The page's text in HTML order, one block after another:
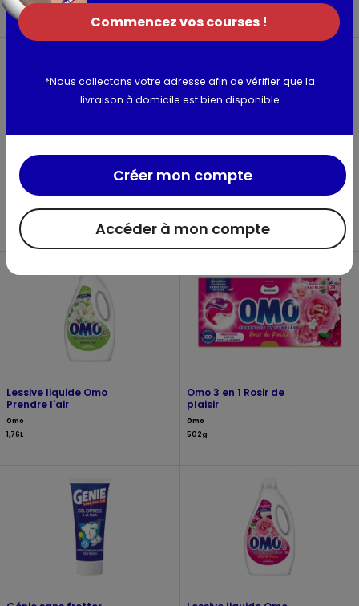
413g
Lessive en doses Le
Chat Sensitive 4 en 1
380g
Lessive en doses Le
Le chat
Lessive liquide Omo
Prendre l'air
Omo
1,76L
Omo 3 en 1 Rosir de
plaisir
Omo
502g
Commencez vos courses !
*Nous collectons votre adresse afin de vérifier que la
livraison à domicile est bien disponible
Accéder à mon compte
Créer mon compte